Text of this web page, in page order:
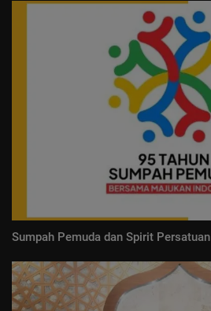
Sumpah Pemuda dan Spirit Persatuan